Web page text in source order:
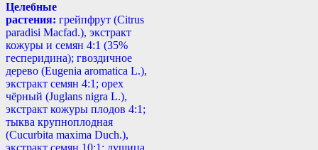
Целебные
растения: грейпфрут (Citrus
paradisi Macfad.), экстракт
кожуры и семян 4:1 (35%
гесперидина); гвоздичное
дерево (Eugenia aromatica L.),
экстракт семян 4:1; орех
чёрный (Juglans nigra L.),
экстракт кожуры плодов 4:1;
тыква крупноплодная
(Cucurbita maxima Duch.),